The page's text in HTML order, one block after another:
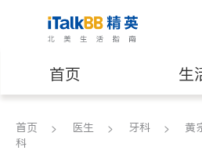
首页 生
医生 律
首页 医生 牙科
黄
科